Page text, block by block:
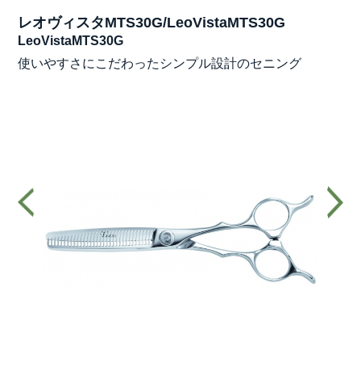
レオヴィスタMTS30G/LeoVistaMTS30G
LeoVistaMTS30G
使いやすさにこだわったシンプル設計のセニング